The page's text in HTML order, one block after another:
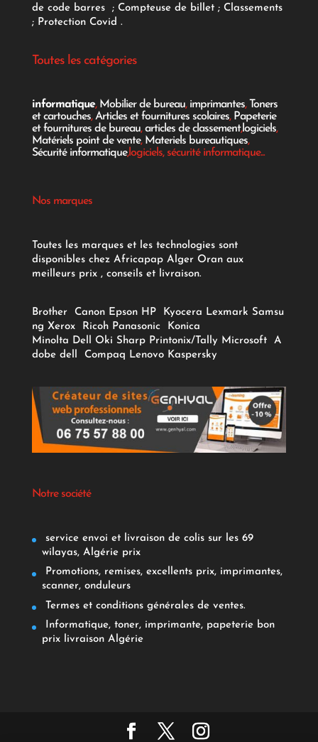
de code barres
; Compteuse de billet; Classements
; Protection Covid .
Toutes les catégories
informatique, Mobilier de bureau, imprimantes, Toners
et cartouches,Articles et fournitures scolaires, Papeterie
et fournitures de bureau,articles de classement,logiciels,
Matériels point de vente, Materiels bureautiques,
Sécurité informatique,logiciels, sécurité informatique...
Nos marques
Toutes les marques et les technologies sont
disponibles chez Africapap Alger Oran aux
meilleurs prix , conseils et livraison.
Brother Canon Epson HP Kyocera Lexmark Samsu
ng Xerox Ricoh Panasonic
Konica
Minolta Dell Oki Sharp Printonix/Tally Microsoft
A
dobe dell Compaq Lenovo Kaspersky
Notre société
service envoi et livraison de colis sur les 69
wilayas, Algérie prix
Promotions, remises, excellents prix, imprimantes,
scanner, onduleurs
Termes et conditions générales de ventes.
Informatique, toner, imprimante, papeterie bon
prix livraison Algérie